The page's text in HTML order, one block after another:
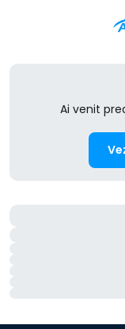
Ai venit